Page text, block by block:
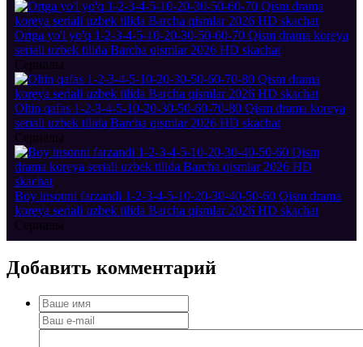
Ortga yo'l yo'q 1-2-3-4-5-10-20-30-50-60-70 Qism drama koreya
seriali uzbek tilida Barcha qismlar 2026 HD skachat
Сериалы
Oltin qafas 1-2-3-4-5-10-20-30-50-60-70-80 Qism drama koreya
seriali uzbek tilida Barcha qismlar 2026 HD skachat
Сериалы
Boy insonni farzandi 1-2-3-4-5-10-20-30-40-50-60 Qism drama
koreya seriali uzbek tilida Barcha qismlar 2026 HD skachat
Сериалы
Добавить комментарий